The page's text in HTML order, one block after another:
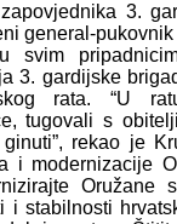
3.
general-
svim
3. gardijske
rata. “U
tugovali s
rekao je
i modernizacije
Oružane
i stabilnosti